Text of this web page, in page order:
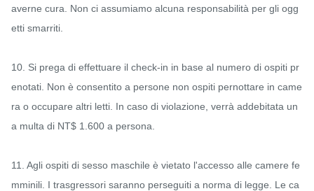
averne cura. Non ci assumiamo alcuna responsabilità per gli ogg
etti smarriti.
10. Si prega di effettuare il check-in in base al numero di ospiti pr
enotati. Non è consentito a persone non ospiti pernottare in came
ra o occupare altri letti. In caso di violazione, verrà addebitata un
a multa di NT$ 1.600 a persona.
11. Agli ospiti di sesso maschile è vietato l'accesso alle camere fe
mminili. I trasgressori saranno perseguiti a norma di legge. Le ca